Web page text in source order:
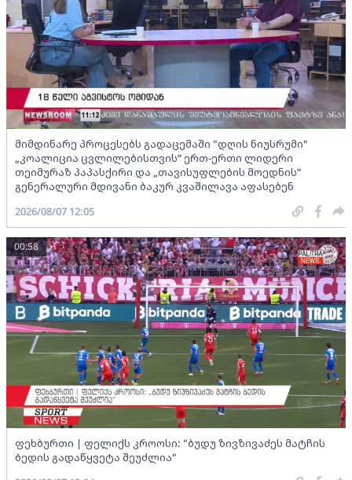
მიმდინარე პროცესებს გადაცემაში "დღის ნიუსრუმი"
„კოალიცია ცვლილებისთვის“ ერთ-ერთი ლიდერი
თეიმურაზ პაპასქირი და „თავისუფლების მოედნის“
გენერალური მდივანი ბაკურ კვაშილავა აფასებენ
2026/08/07 12:05
ფეხბურთი | ფელიქს კროოსი: "ბუდუ ზივზივაძეს მატჩის
ბედის გადაწყვეტა შეუძლია"
00:58